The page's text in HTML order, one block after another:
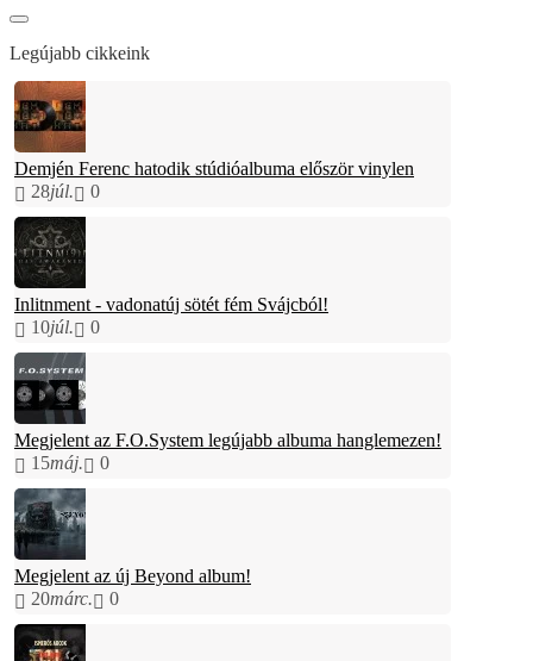
Legújabb cikkeink
Demjén Ferenc hatodik stúdióalbuma először vinylen
28júl. 0
Inlitnment - vadonatúj sötét fém Svájcból!
10júl. 0
Megjelent az F.O.System legújabb albuma hanglemezen!
15máj. 0
Megjelent az új Beyond album!
20márc. 0